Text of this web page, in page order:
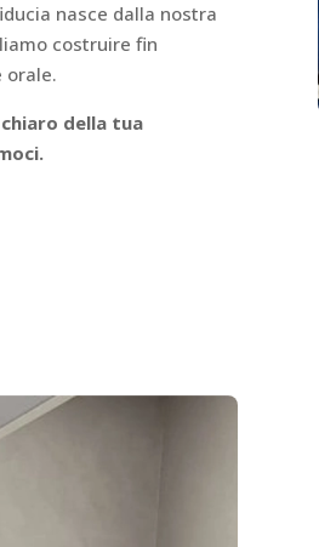
nasce dalla nostra
costruire fin
orale.
della tua